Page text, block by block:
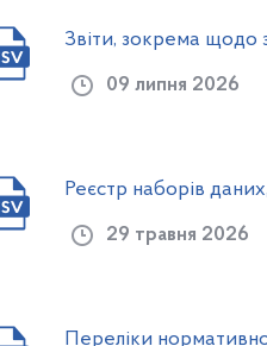
Звіти, зокрема щодо
09 липня 2026
Реєстр наборів
29 травня 2026
Переліки